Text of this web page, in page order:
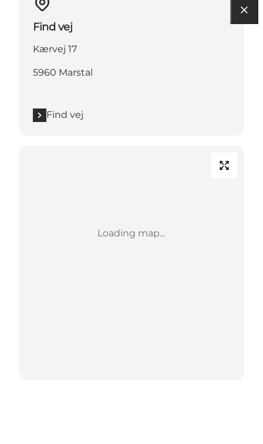
Find vej
Kærvej 17
5960 Marstal
Find vej
Loading map...